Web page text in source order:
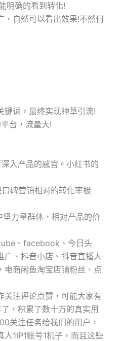
明确的看到转化!
，自然可以看出效果!不然何
键词，最终实现种草引流!
台，流量大!
入产品的感官。小红书的
碑营销相对的转化率极
力量群体，相对产品的价
、facebook、今日头
广、抖音小店、抖音直播人
电商闲鱼淘宝店铺粉丝、点
关注评论点赞，可能大家有
，积累了数十万的真实用
关注任务给我们的用户，
1IP1账号1机子，而且这些